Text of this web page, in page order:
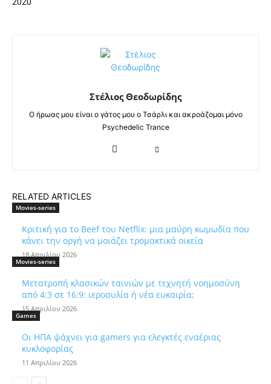
Στέλιος Θεοδωρίδης
Ο ήρωας μου είναι ο γάτος μου ο Τσάρλι και ακροάζομαι μόνο
Psychedelic Trance
RELATED ARTICLES
Movies-series
Κριτική για το Beef του Netflix: μια μαύρη κωμωδία που
κάνει την οργή να μοιάζει τρομακτικά οικεία
18 Απριλίου 2026
Movies-series
Μετατροπή κλασικών ταινιών με τεχνητή νοημοσύνη
από 4:3 σε 16:9: ιεροσυλία ή νέα ευκαιρία;
15 Απριλίου 2026
Games
Οι ΗΠΑ ψάχνει για gamers για ελεγκτές εναέριας
κυκλοφορίας
11 Απριλίου 2026